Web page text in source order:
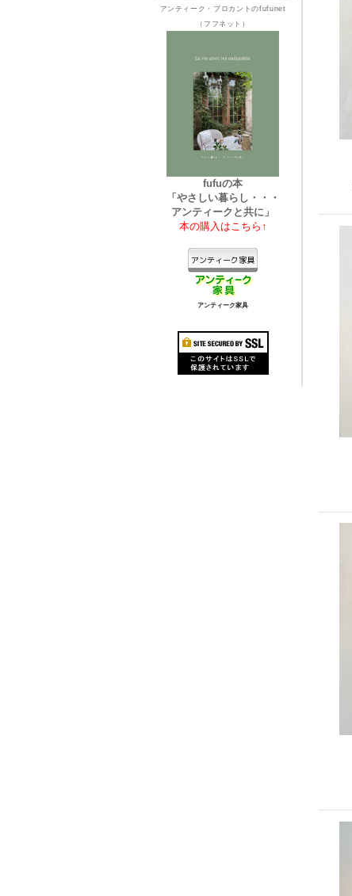
アンティーク・ブロカントのfufunet
（フフネット）
fufuの本
「やさしい暮らし・・・
アンティークと共に」
本の購入はこちら↑
アンティーク家具